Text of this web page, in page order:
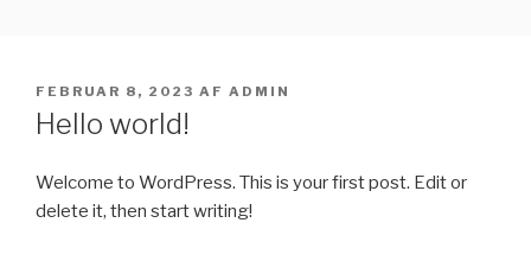
OG BRUGERVENLIGHED…
UDGIVET
DEN
FEBRUAR 8, 2023 AF ADMIN
Hello world!
Welcome to WordPress. This is your first post. Edit or
delete it, then start writing!